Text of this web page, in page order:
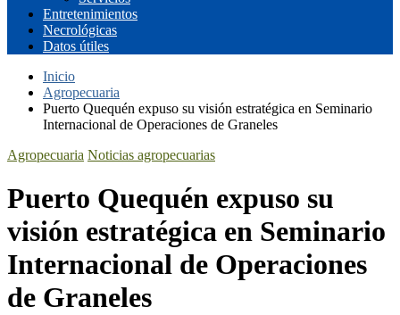
Entretenimientos
Necrológicas
Datos útiles
Inicio
Agropecuaria
Puerto Quequén expuso su visión estratégica en Seminario
Internacional de Operaciones de Graneles
Agropecuaria Noticias agropecuarias
Puerto Quequén expuso su
visión estratégica en Seminario
Internacional de Operaciones
de Graneles